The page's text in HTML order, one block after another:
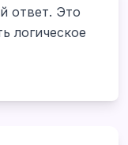
ответ. Это
логическое